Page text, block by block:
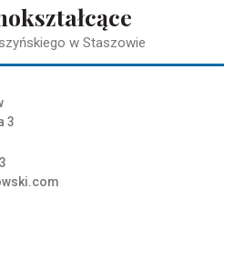
w Staszowie
3